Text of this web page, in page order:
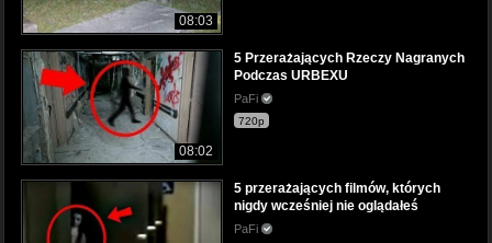
08:03
08:02
5 Przerażających Rzeczy Nagranych
Podczas URBEXU
PaFi
720p
5 przerażających filmów, których
nigdy wcześniej nie oglądałeś
PaFi